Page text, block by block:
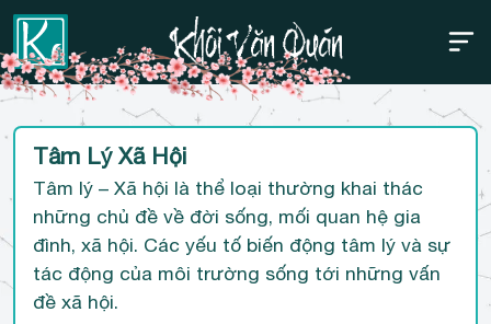
Bỏ
Thanh điều hướng trên
Tâm Lý Xã Hội
Tâm lý – Xã hội là thể loại thường khai thác
những chủ đề về đời sống, mối quan hệ gia
đình, xã hội. Các yếu tố biến động tâm lý và sự
tác động của môi trường sống tới những vấn
đề xã hội.